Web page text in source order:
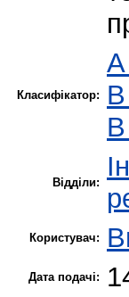
Класифікатор:
Відділи:
Користувач:
Дата подачі: